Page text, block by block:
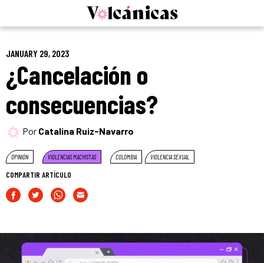
JANUARY 29, 2023
¿Cancelación o
consecuencias?
Por Catalina Ruiz-Navarro
OPINIÓN VIOLENCIAS MACHISTAS COLOMBIA VIOLENCIA SEXUAL
COMPARTIR ARTÍCULO